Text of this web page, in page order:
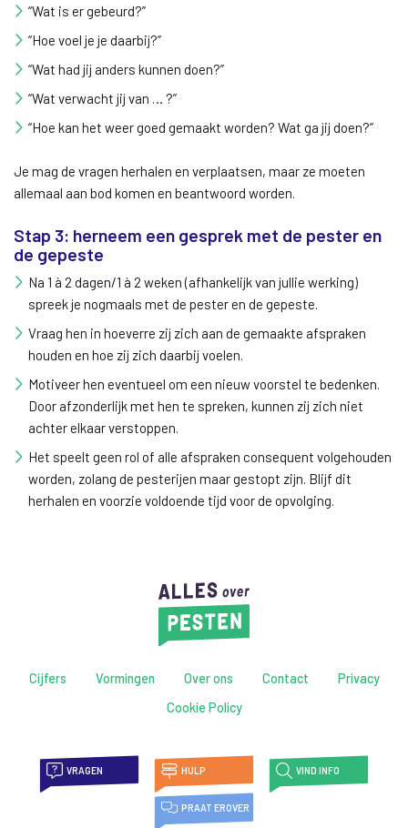
“Wat is er gebeurd?”
“Hoe voel je je daarbij?”
“Wat had jij anders kunnen doen?”
“Wat verwacht jij van … ?”
“Hoe kan het weer goed gemaakt worden? Wat ga jij doen?”
Je mag de vragen herhalen en verplaatsen, maar ze moeten
allemaal aan bod komen en beantwoord worden.
Stap 3: herneem een gesprek met de pester en
de gepeste
Na 1 à 2 dagen/1 à 2 weken (afhankelijk van jullie werking)
spreek je nogmaals met de pester en de gepeste.
Vraag hen in hoeverre zij zich aan de gemaakte afspraken
houden en hoe zij zich daarbij voelen.
Motiveer hen eventueel om een nieuw voorstel te bedenken.
Door afzonderlijk met hen te spreken, kunnen zij zich niet
achter elkaar verstoppen.
Het speelt geen rol of alle afspraken consequent volgehouden
worden, zolang de pesterijen maar gestopt zijn. Blijf dit
herhalen en voorzie voldoende tijd voor de opvolging.
Cijfers Vormingen Over ons Contact
Privacy
Cookie Policy
VRAGEN HULP VIND INFO
PRAAT EROVER